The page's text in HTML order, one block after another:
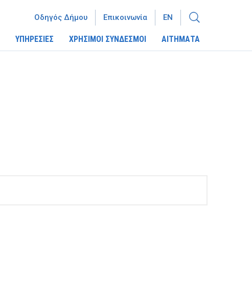
ΥΠΗΡΕΣΙΕΣ ΧΡΗΣΙΜΟΙ ΣΥΝΔΕΣΜΟΙ ΑΙΤΗΜΑΤΑ
Οδηγός Δήμου Επικοινωνία EN